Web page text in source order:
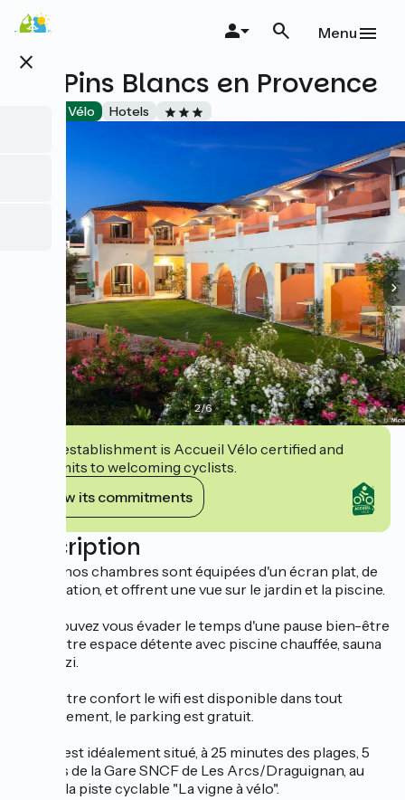
Skip
content
close
Menu
Les Pins Blancs en Provence
Accueil Vélo Hotels
2/6
This establishment is Accueil Vélo certified and
commits to welcoming cyclists.
View its commitments
Description
Toutes nos chambres sont équipées d'un écran plat, de
climatisation, et offrent une vue sur le jardin et la piscine.
Vous pouvez vous évader le temps d'une pause bien-être
dans notre espace détente avec piscine chauffée, sauna
et jacuzzi.
Pour votre confort le wifi est disponible dans tout
établissement, le parking est gratuit.
L'hôtel est idéalement situé, à 25 minutes des plages, 5
minutes de la Gare SNCF de Les Arcs/Draguignan, au
pied de la piste cyclable "La vigne à vélo".